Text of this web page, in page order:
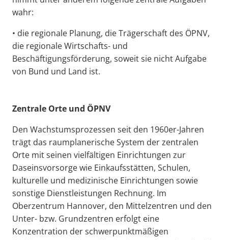
wahr:
• die regionale Planung, die Trägerschaft des ÖPNV,
die regionale Wirtschafts- und
Beschäftigungsförderung, soweit sie nicht Aufgabe
von Bund und Land ist.
Zentrale Orte und ÖPNV
Den Wachstumsprozessen seit den 1960er-Jahren
trägt das raumplanerische System der zentralen
Orte mit seinen vielfältigen Einrichtungen zur
Daseinsvorsorge wie Einkaufsstätten, Schulen,
kulturelle und medizinische Einrichtungen sowie
sonstige Dienstleistungen Rechnung. Im
Oberzentrum Hannover, den Mittelzentren und den
Unter- bzw. Grundzentren erfolgt eine
Konzentration der schwerpunktmäßigen